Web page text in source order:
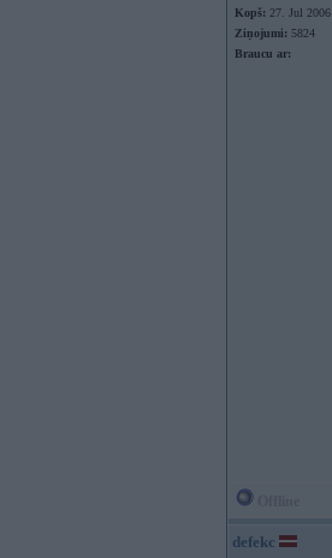
Kopš: 27. Jul 2006
Ziņojumi: 5824
Braucu ar:
defekc